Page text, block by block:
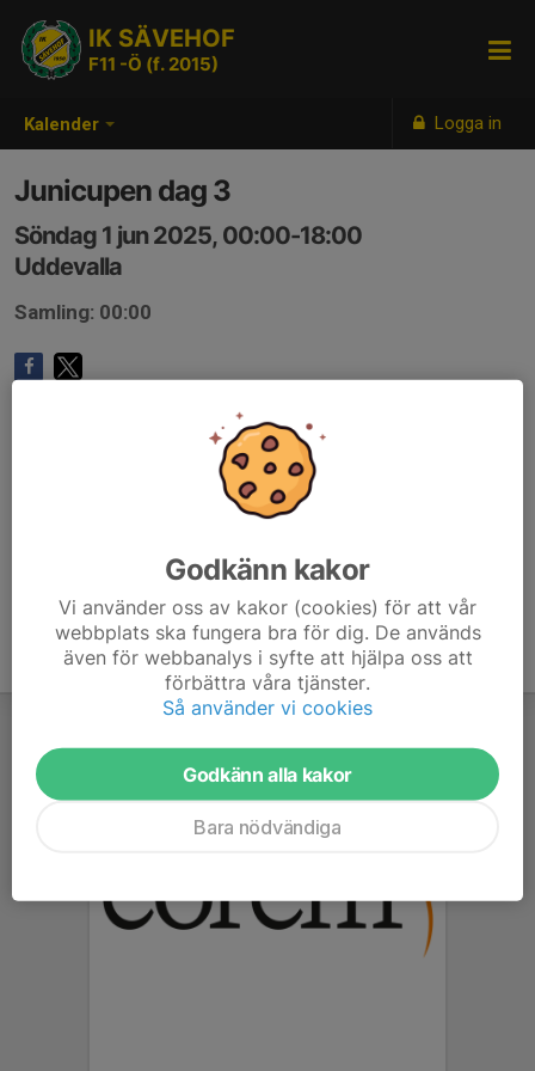
Kalender Logga in
IK SÄVEHOF
F11 -Ö (f. 2015)
Junicupen dag 3
Söndag 1 jun 2025, 00:00-18:00
Uddevalla
Samling: 00:00
Godkänn kakor
Vi använder oss av kakor (cookies) för att vår
webbplats ska fungera bra för dig. De används
även för webbanalys i syfte att hjälpa oss att
förbättra våra tjänster.
Så använder vi cookies
Godkänn alla kakor
Bara nödvändiga